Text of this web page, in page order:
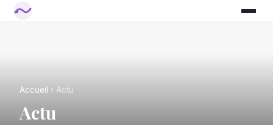
Accueil › Actu
Actu